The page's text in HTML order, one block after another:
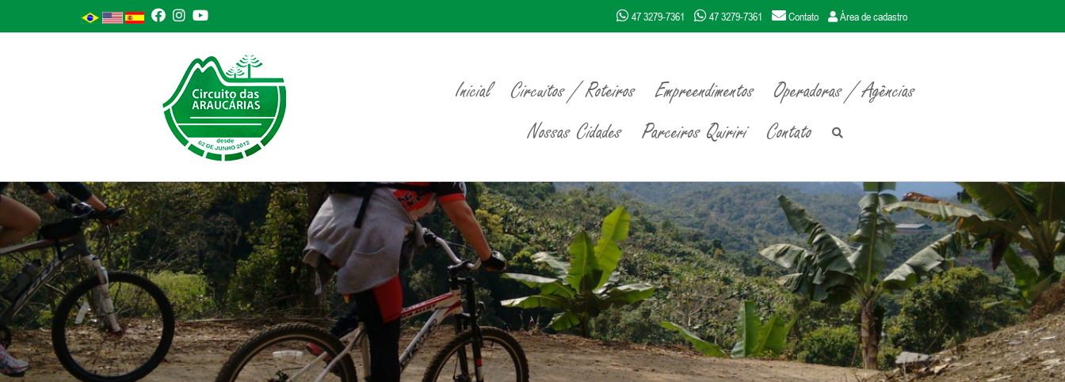
47 3279-7361 47 3279-7361 Contato Área de cadastro
Inicial Circuitos / Roteiros Empreendimentos
Operadoras / Agências
Nossas Cidades
Parceiros Quiriri Contato